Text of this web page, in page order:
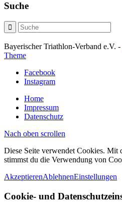
Suche
Bayerischer Triathlon-Verband e.V. -
Theme
Facebook
Instagram
Home
Impressum
Datenschutz
Nach oben scrollen
Diese Seite verwendet Cookies. Mit
stimmst du die Verwendung von
AkzeptierenAblehnenEinstellungen
Cookie- und